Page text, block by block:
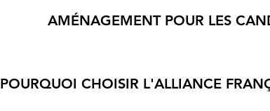
AMÉNAGEMENT POUR LES
POURQUOI CHOISIR L'ALLIANCE